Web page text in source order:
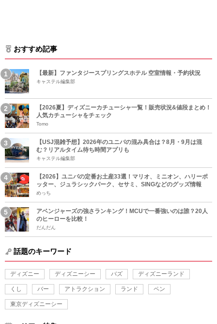
おすすめ記事
【最新】ファンタジースプリングスホテル 空室情報・予約状況
キャステル編集部
【2026夏】ディズニーカチューシャ一覧！販売状況&値段まとめ！
人気カチューシャをチェック
Tomo
【USJ混雑予想】2026年のユニバの混み具合は？8月・9月は混
む？リアルタイム待ち時間アプリも
キャステル編集部
【2026】ユニバの定番お土産33選！マリオ、ミニオン、ハリーポ
ッター、ジュラシックパーク、セサミ、SINGなどのグッズ情報
めっち
アベンジャーズの強さランキング！MCUで一番強いのは誰？20人
のヒーローを比較！
だんだん
話題のキーワード
ディズニー ディズニーシー バズ ディズニーランド
くし バー アトラクション ランド ペン
東京ディズニーシー